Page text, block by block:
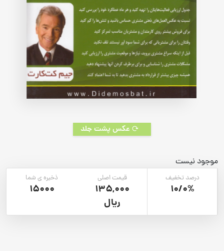
عکس پشت جلد
موجود نیست
درصد تخفیف
10/0%
قیمت اصلی
135,000
ریال
ذخیره ی شما
15000